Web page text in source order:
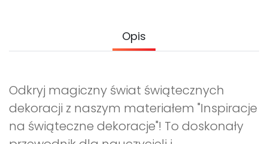
Opis
Odkryj magiczny świat świątecznych
dekoracji z naszym materiałem "Inspiracje
na świąteczne dekoracje"! To doskonały